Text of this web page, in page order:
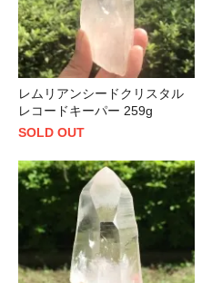
レムリアンシードクリスタル
レコードキーパー 259g
SOLD OUT